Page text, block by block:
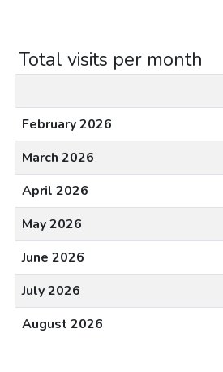
Total visits per month
February 2026
March 2026
April 2026
May 2026
June 2026
July 2026
August 2026